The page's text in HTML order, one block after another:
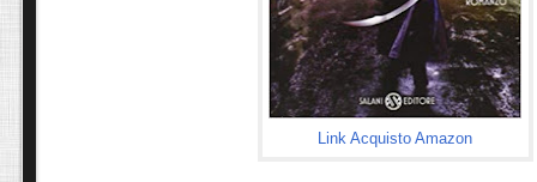
Link Acquisto Amazon